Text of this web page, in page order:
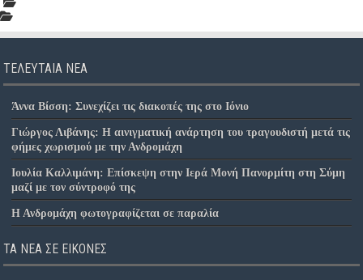
ΤΕΛΕΥΤΑΊΑ ΝΈΑ
Άννα Βίσση: Συνεχίζει τις διακοπές της στο Ιόνιο
Γιώργος Λιβάνης: Η αινιγματική ανάρτηση του τραγουδιστή μετά τις
φήμες χωρισμού με την Ανδρομάχη
Ιουλία Καλλιμάνη: Επίσκεψη στην Ιερά Μονή Πανορμίτη στη Σύμη
μαζί με τον σύντροφό της
Η Ανδρομάχη φωτογραφίζεται σε παραλία
ΤΑ ΝΈΑ ΣΕ ΕΙΚΌΝΕΣ